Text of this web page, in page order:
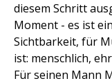
diesem Schritt
Moment - es ist
Sichtbarkeit, für
ist: menschlich,
Für seinen Mann